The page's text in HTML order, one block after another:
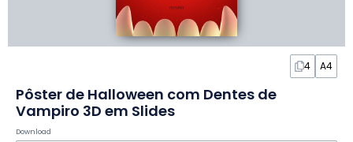
4 A4
Pôster de Halloween com Dentes de
Vampiro 3D em Slides
Download